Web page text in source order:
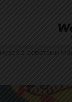
музей з роботами